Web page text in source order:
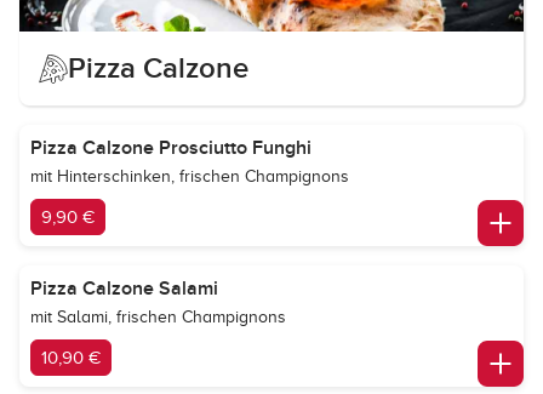
Pizza Calzone
Pizza Calzone Prosciutto Funghi
mit Hinterschinken, frischen Champignons
9,90 €
Pizza Calzone Salami
mit Salami, frischen Champignons
10,90 €